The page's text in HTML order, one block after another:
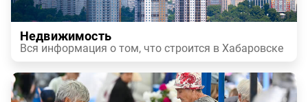
Недвижимость
Вся информация о том, что строится в Хабаровске